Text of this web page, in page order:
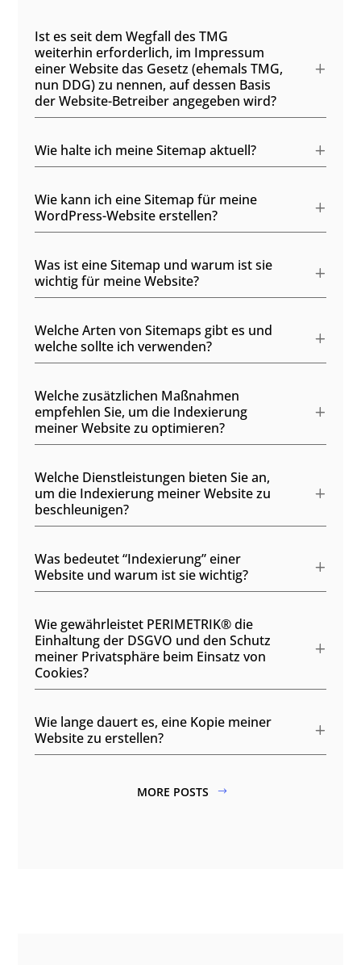
Ist es seit dem Wegfall des TMG
weiterhin erforderlich, im Impressum
einer Website das Gesetz (ehemals TMG,
nun DDG) zu nennen, auf dessen Basis
der Website-Betreiber angegeben wird?
Wie halte ich meine Sitemap aktuell?
Wie kann ich eine Sitemap für meine
WordPress-Website erstellen?
Was ist eine Sitemap und warum ist sie
wichtig für meine Website?
Welche Arten von Sitemaps gibt es und
welche sollte ich verwenden?
Welche zusätzlichen Maßnahmen
empfehlen Sie, um die Indexierung
meiner Website zu optimieren?
Welche Dienstleistungen bieten Sie an,
um die Indexierung meiner Website zu
beschleunigen?
Was bedeutet “Indexierung” einer
Website und warum ist sie wichtig?
Wie gewährleistet PERIMETRIK® die
Einhaltung der DSGVO und den Schutz
meiner Privatsphäre beim Einsatz von
Cookies?
Wie lange dauert es, eine Kopie meiner
Website zu erstellen?
MORE POSTS